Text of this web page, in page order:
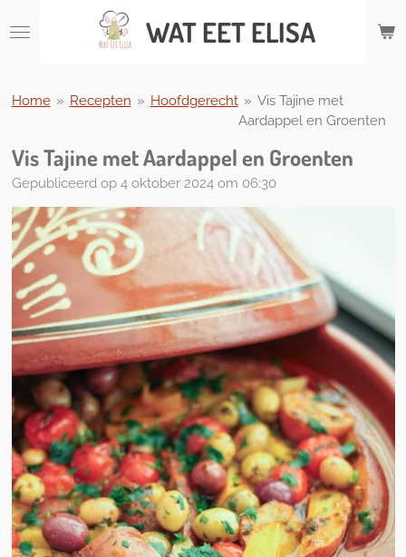
direct
hoofdinhoud
WATEET ELISA
Home » Recepten » Hoofdgerecht » Vis Tajine met
Aardappel en Groenten
Vis Tajine met Aardappel en Groenten
Gepubliceerd op 4 oktober 2024 om 06:30